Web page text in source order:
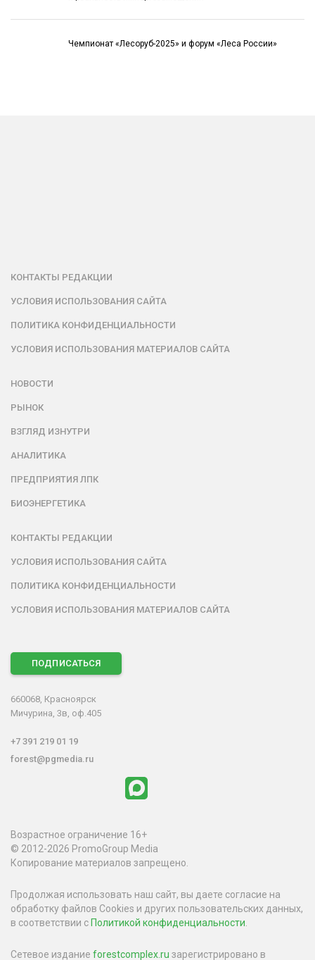
Чемпионат «Лесоруб-2025» и форум «Леса России»
КОНТАКТЫ РЕДАКЦИИ
УСЛОВИЯ ИСПОЛЬЗОВАНИЯ САЙТА
ПОЛИТИКА КОНФИДЕНЦИАЛЬНОСТИ
УСЛОВИЯ ИСПОЛЬЗОВАНИЯ МАТЕРИАЛОВ САЙТА
НОВОСТИ
РЫНОК
ВЗГЛЯД ИЗНУТРИ
АНАЛИТИКА
ПРЕДПРИЯТИЯ ЛПК
БИОЭНЕРГЕТИКА
КОНТАКТЫ РЕДАКЦИИ
УСЛОВИЯ ИСПОЛЬЗОВАНИЯ САЙТА
ПОЛИТИКА КОНФИДЕНЦИАЛЬНОСТИ
УСЛОВИЯ ИСПОЛЬЗОВАНИЯ МАТЕРИАЛОВ САЙТА
ПОДПИСАТЬСЯ
660068, Красноярск
Мичурина, 3в, оф.405
+7 391 219 01 19
forest@pgmedia.ru
Возрастное ограничение 16+
© 2012-2026 PromoGroup Media
Копирование материалов запрещено.
Продолжая использовать наш сайт, вы даете согласие на
обработку файлов Cookies и других пользовательских данных,
в соответствии сПолитикой конфиденциальности
Сетевое издание forestcomplex.ru зарегистрировано в